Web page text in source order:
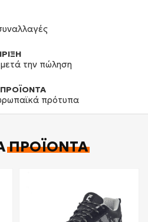
την πώληση
πρότυπα
ΠΡΟΪΌΝΤΑ